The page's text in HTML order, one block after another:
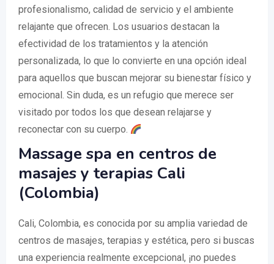
profesionalismo, calidad de servicio y el ambiente
relajante que ofrecen. Los usuarios destacan la
efectividad de los tratamientos y la atención
personalizada, lo que lo convierte en una opción ideal
para aquellos que buscan mejorar su bienestar físico y
emocional. Sin duda, es un refugio que merece ser
visitado por todos los que desean relajarse y
reconectar con su cuerpo.
Massage spa en centros de
masajes y terapias Cali
(Colombia)
Cali, Colombia, es conocida por su amplia variedad de
centros de masajes, terapias y estética, pero si buscas
una experiencia realmente excepcional, ¡no puedes